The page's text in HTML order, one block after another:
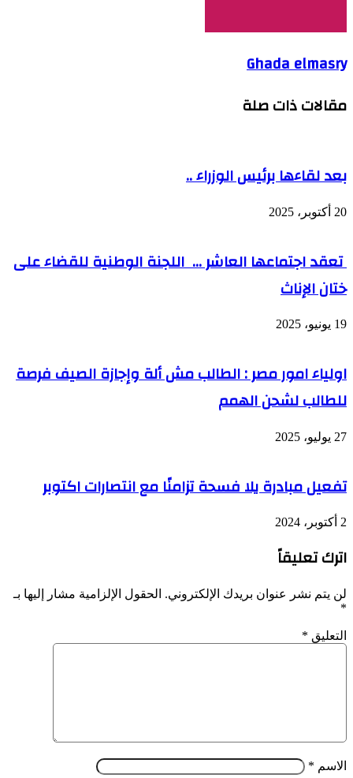
Ghada elmasry
مقالات ذات صلة
بعد لقاءها برئيس الوزراء ..
20 أكتوبر، 2025
تعقد اجتماعها العاشر … اللجنة الوطنية للقضاء على
ختان الإناث
19 يونيو، 2025
اولياء امور مصر : الطالب مش ألة وإجازة الصيف فرصة
للطالب لشحن الهمم
27 يوليو، 2025
تفعيل مبادرة يلا فسحة تزامنًا مع انتصارات اكتوبر
2 أكتوبر، 2024
اترك تعليقاً
لن يتم نشر عنوان بريدك الإلكتروني. الحقول الإلزامية مشار إليها بـ
*
التعليق *
الاسم *